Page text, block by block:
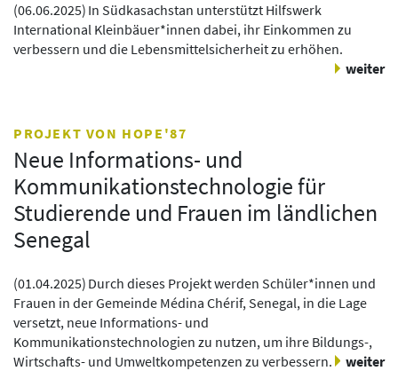
(06.06.2025) In Südkasachstan unterstützt Hilfswerk
International Kleinbäuer*innen dabei, ihr Einkommen zu
verbessern und die Lebensmittelsicherheit zu erhöhen.
weiter
PROJEKT VON HOPE'87
Neue Informations- und
Kommunikationstechnologie für
Studierende und Frauen im ländlichen
Senegal
(01.04.2025) Durch dieses Projekt werden Schüler*innen und
Frauen in der Gemeinde Médina Chérif, Senegal, in die Lage
versetzt, neue Informations- und
Kommunikationstechnologien zu nutzen, um ihre Bildungs-,
Wirtschafts- und Umweltkompetenzen zu verbessern.
weiter